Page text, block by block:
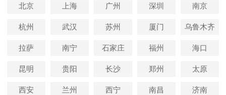
北京 上海 广州 深圳 南京
杭州 武汉 苏州 厦门 乌鲁木齐
拉萨 南宁 石家庄 福州 海口
昆明 贵阳 长沙 郑州 太原
西安 兰州 西宁 南昌 济南